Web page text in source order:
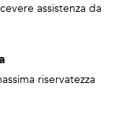
assistenza da
riservatezza